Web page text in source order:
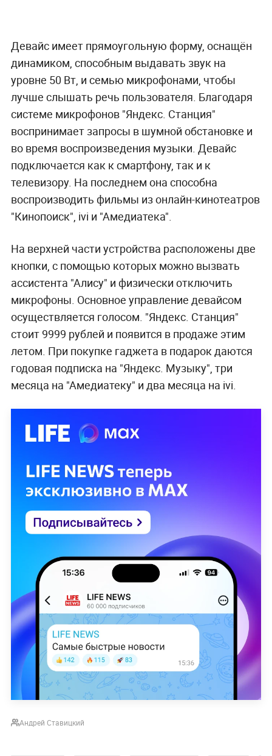
Девайс имеет прямоугольную форму, оснащён
динамиком, способным выдавать звук на
уровне 50 Вт, и семью микрофонами, чтобы
лучше слышать речь пользователя. Благодаря
системе микрофонов "Яндекс. Станция"
воспринимает запросы в шумной обстановке и
во время воспроизведения музыки. Девайс
подключается как к смартфону, так и к
телевизору. На последнем она способна
воспроизводить фильмы из онлайн-кинотеатров
"Кинопоиск", ivi и "Амедиатека".
На верхней части устройства расположены две
кнопки, с помощью которых можно вызвать
ассистента "Алису" и физически отключить
микрофоны. Основное управление девайсом
осуществляется голосом. "Яндекс. Станция"
стоит 9999 рублей и появится в продаже этим
летом. При покупке гаджета в подарок даются
годовая подписка на "Яндекс. Музыку", три
месяца на "Амедиатеку" и два месяца на ivi.
Андрей Ставицкий